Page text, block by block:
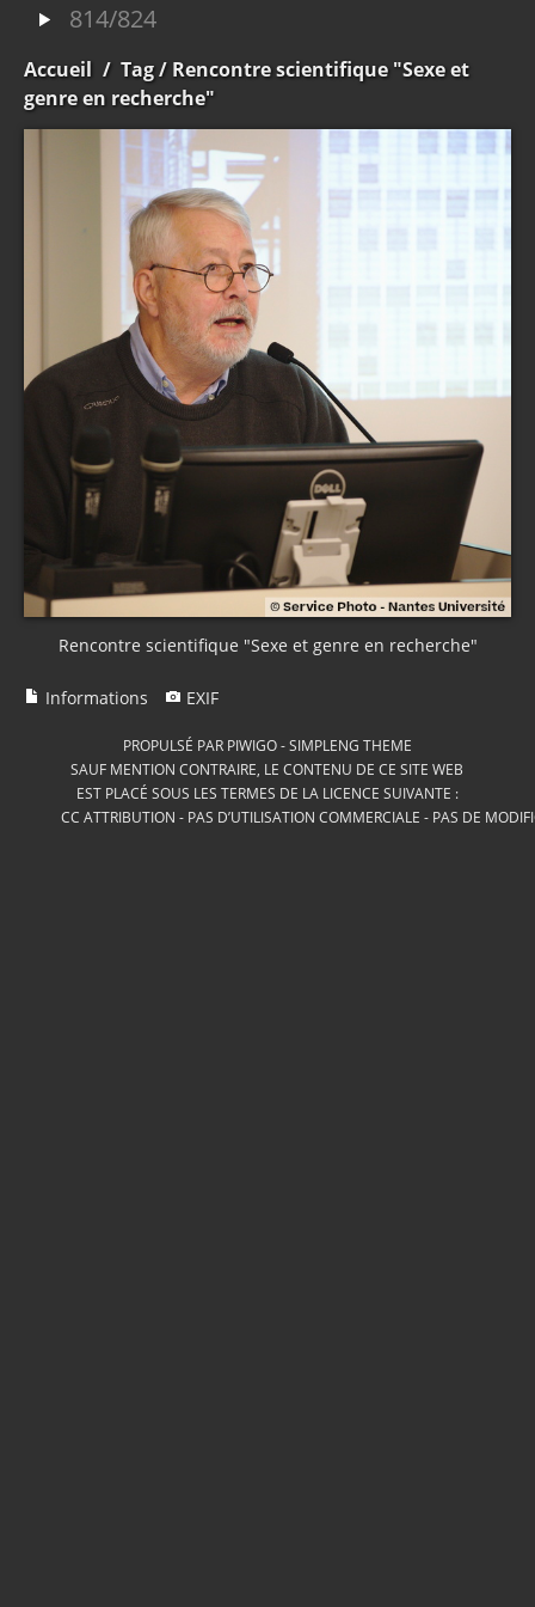
814/824
Accueil / Tag/ Rencontre scientifique "Sexe et
genre en recherche"
Rencontre scientifique "Sexe et genre en recherche"
Informations EXIF
PROPULSÉ PAR PIWIGO-SIMPLENG THEME
SAUF MENTION CONTRAIRE, LE CONTENU DE CE SITE WEB
EST PLACÉ SOUS LES TERMES DE LA LICENCE SUIVANTE :
CC ATTRIBUTION - PAS D’UTILISATION COMMERCIALE - PAS DE